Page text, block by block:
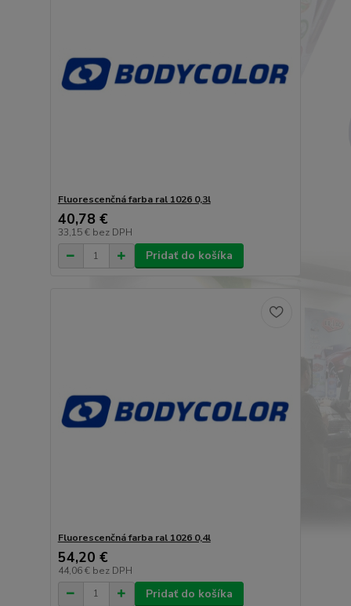
Fluorescenčná farba ral 1026 0,3l
40,78 €
33,15 € bez DPH
Pridať do košíka
Fluorescenčná farba ral 1026 0,4l
54,20 €
44,06 € bez DPH
Pridať do košíka